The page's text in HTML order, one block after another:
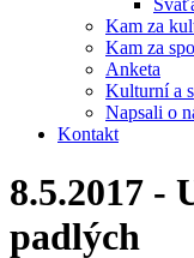
Kam za
Kam za
Anketa
Kulturní a
Napsali o
Kontakt
8.5.2017 -
padlých